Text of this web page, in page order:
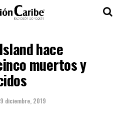
hace
muertos y
9 diciembre, 2019